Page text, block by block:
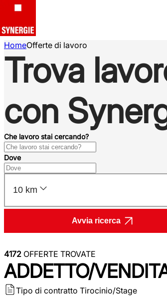
HomeOfferte di lavoro
Trova
con
Che lavoro stai cercando?
Dove
10 km
Avvia ricerca
4172 OFFERTE TROVATE
ADDETTO/
Tipo di contratto Tirocinio/Stage